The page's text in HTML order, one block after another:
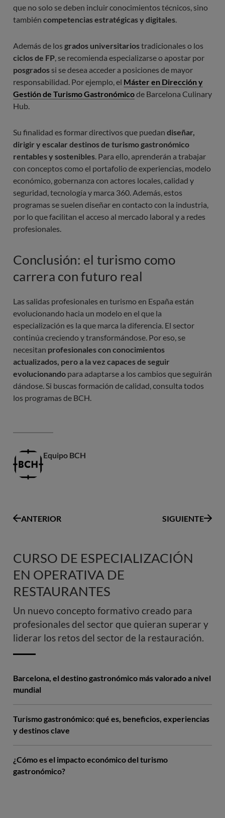
que no solo se deben incluir conocimientos técnicos, sino
también competencias estratégicas y digitales.
Además de los grados universitariostradicionales o los
ciclos de FP, se recomienda especializarse o apostar por
posgrados si se desea acceder a posiciones de mayor
responsabilidad. Por ejemplo, el Máster en Dirección y
Gestión de Turismo Gastronómicode Barcelona Culinary
Hub.
Su finalidad es formar directivos que puedan diseñar,
dirigir y escalar destinos de turismo gastronómico
rentables y sostenibles. Para ello, aprenderán a trabajar
con conceptos como el portafolio de experiencias, modelo
económico, gobernanza con actores locales, calidad y
seguridad, tecnología y marca 360. Además, estos
programas se suelen diseñar en contacto con la industria,
por lo que facilitan el acceso al mercado laboral y a redes
profesionales.
Conclusión: el turismo como
carrera con futuro real
Las salidas profesionales en turismo en España están
evolucionando hacia un modelo en el que la
especialización es la que marca la diferencia. El sector
continúa creciendo y transformándose. Por eso, se
necesitan profesionales con conocimientos
actualizados, pero a la vez capaces de seguir
evolucionando para adaptarse a los cambios que seguirán
dándose. Si buscas formación de calidad, consulta todos
los programas de BCH.
Equipo BCH
ANTERIOR SIGUIENTE
CURSO DE ESPECIALIZACIÓN
EN OPERATIVA DE
RESTAURANTES
Un nuevo concepto formativo creado para
profesionales del sector que quieran superar y
liderar los retos del sector de la restauración.
Barcelona, el destino gastronómico más valorado a nivel
mundial
Turismo gastronómico: qué es, beneficios, experiencias
y destinos clave
¿Cómo es el impacto económico del turismo
gastronómico?